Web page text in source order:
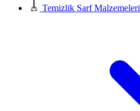
Temizlik Sarf Malzemeleri